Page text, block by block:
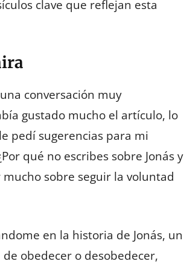
clave que reflejan esta
conversación muy
gustado mucho el artículo, lo
pedí sugerencias para mi
qué no escribes sobre Jonás y
sobre seguir la voluntad
en la historia de Jonás, un
obedecer o desobedecer,